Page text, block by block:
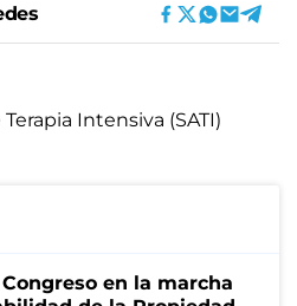
Intensiva (SATI)
en la marcha